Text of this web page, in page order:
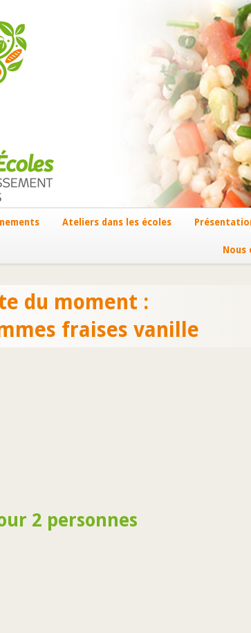
Ateliers dans les écoles
Nous
du moment :
fraises vanille
2 personnes